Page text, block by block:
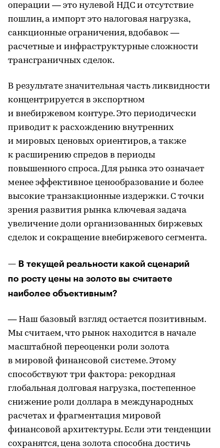
операции — это нулевой НДС и отсутствие
пошлин, а импорт это налоговая нагрузка,
санкционные ограничения, вдобавок —
расчетные и инфраструктурные сложности
трансграничных сделок.
В результате значительная часть ликвидности
концентрируется в экспортном
и внебиржевом контуре. Это периодически
приводит к расхождению внутренних
и мировых ценовых ориентиров, а также
к расширению спредов в периоды
повышенного спроса. Для рынка это означает
менее эффективное ценообразование и более
высокие транзакционные издержки. С точки
зрения развития рынка ключевая задача
увеличение доли организованных биржевых
сделок и сокращение внебиржевого сегмента.
— В текущей реальности какой сценарий
по росту цены на золото вы считаете
наиболее объективным?
— Наш базовый взгляд остается позитивным.
Мы считаем, что рынок находится в начале
масштабной переоценки роли золота
в мировой финансовой системе. Этому
способствуют три фактора: рекордная
глобальная долговая нагрузка, постепенное
снижение роли доллара в международных
расчетах и фрагментация мировой
финансовой архитектуры. Если эти тенденции
сохранятся, цена золота способна достичь